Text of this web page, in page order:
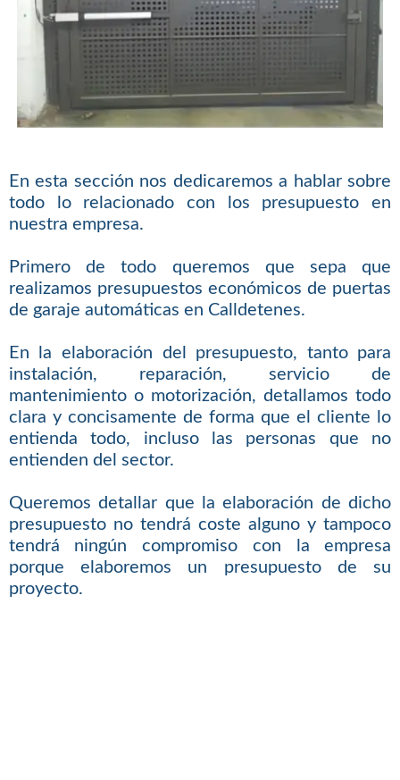
En esta sección nos dedicaremos a hablar sobre
todo lo relacionado con los presupuesto en
nuestra empresa.
Primero de todo queremos que sepa que
realizamos presupuestos económicos de puertas
de garaje automáticas en Calldetenes.
En la elaboración del presupuesto, tanto para
instalación, reparación, servicio de
mantenimiento o motorización, detallamos todo
clara y concisamente de forma que el cliente lo
entienda todo, incluso las personas que no
entienden del sector.
Queremos detallar que la elaboración de dicho
presupuesto no tendrá coste alguno y tampoco
tendrá ningún compromiso con la empresa
porque elaboremos un presupuesto de su
proyecto.